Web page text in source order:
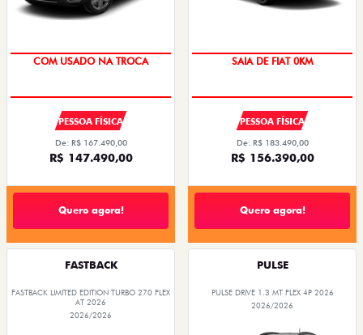
COM USADO NA TROCA
PESSOA FÍSICA
De: R$ 167.490,00
R$ 147.490,00
Quero agora!
SAIA DE FIAT 0KM
PESSOA FÍSICA
De: R$ 183.490,00
R$ 156.390,00
Quero agora!
FASTBACK
FASTBACK LIMITED EDITION TURBO 270 FLEX
AT 2026
2026/2026
PULSE
PULSE DRIVE 1.3 MT FLEX 4P 2026
2026/2026